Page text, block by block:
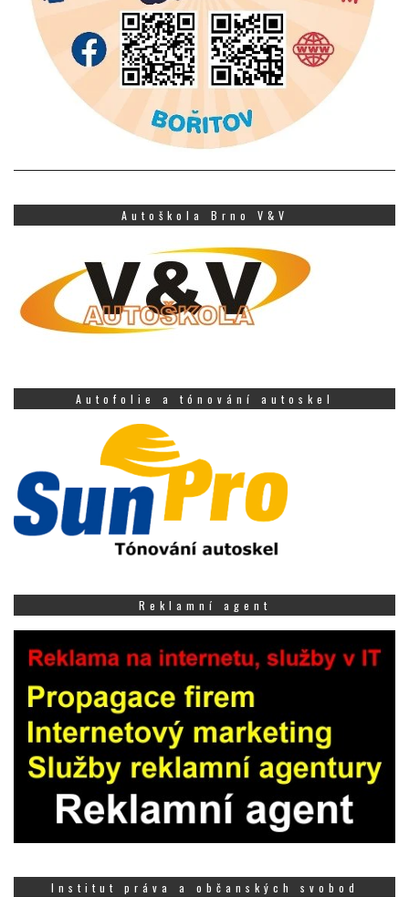
Autoškola Brno V&V
Autofolie a tónování autoskel
Reklamní agent
Institut práva a občanských svobod